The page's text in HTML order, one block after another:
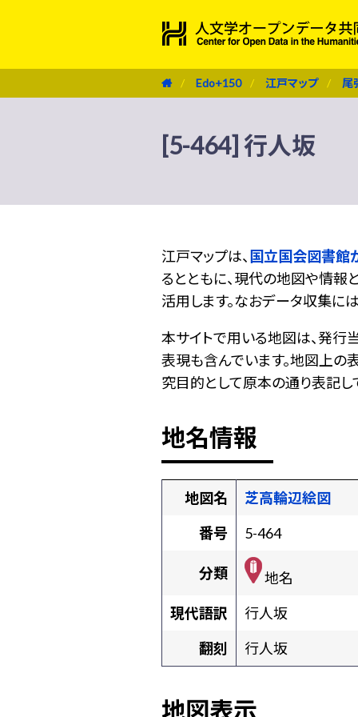
Edo+150 江戸マップ 尾
[5-464] 行人坂
江戸マップは、 国立国会図書館
るとともに、現代の地図や情報
活用します。なおデータ収集に
本サイトで用いる地図は、発行
表現も含んでいます。地図上の
究目的として原本の通り表記し
地名情報
地図名
芝高輪辺絵図
番号
5-464
分類
地名
現代語訳
行人坂
翻刻
行人坂
地図表示